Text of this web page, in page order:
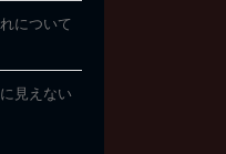
について
見えない